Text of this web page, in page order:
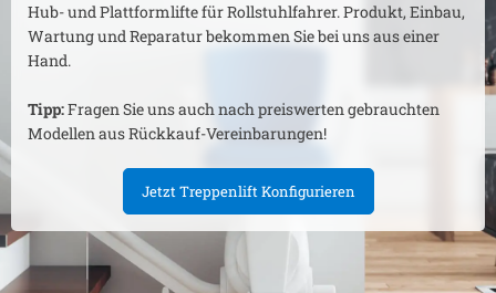
Hub- und Plattformlifte für Rollstuhlfahrer. Produkt, Einbau,
Wartung und Reparatur bekommen Sie bei uns aus einer
Hand.
Tipp:Fragen Sie uns auch nach preiswerten gebrauchten
Modellen aus Rückkauf-Vereinbarungen!
Jetzt Treppenlift Konfigurieren